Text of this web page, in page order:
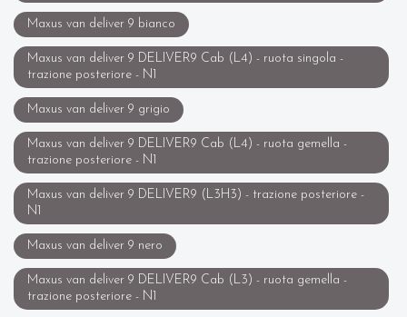
Maxus van deliver 9 bianco
Maxus van deliver 9 DELIVER9 Cab (L4) - ruota singola -
trazione posteriore - N1
Maxus van deliver 9 grigio
Maxus van deliver 9 DELIVER9 Cab (L4) - ruota gemella -
trazione posteriore - N1
Maxus van deliver 9 DELIVER9 (L3H3) - trazione posteriore -
N1
Maxus van deliver 9 nero
Maxus van deliver 9 DELIVER9 Cab (L3) - ruota gemella -
trazione posteriore - N1